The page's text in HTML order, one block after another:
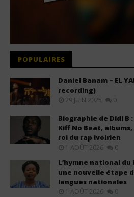
POPULAIRES
Daniel Banam – EL
recording)
29 JUIN 2025 0
Biographie de Didi B
Kiff No Beat,
roi du rap ivoirien
1 AOÛT 2026 0
L’hymne national
une nouvelle étape
langues nationales
1 AOÛT 2026 0